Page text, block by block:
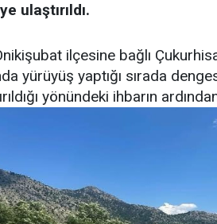
ulaştırıldı.
ilçesine bağlı
yürüyüş yaptığı sırada
yönündeki ihbarın